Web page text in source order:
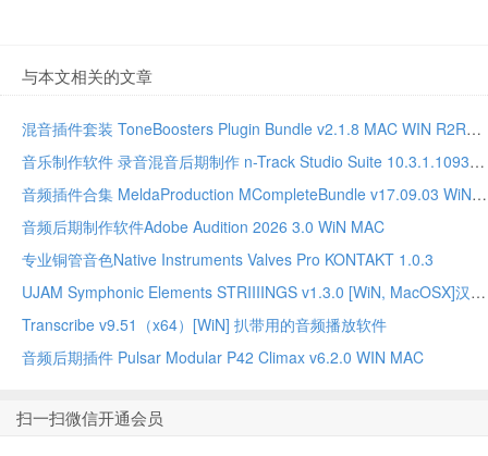
与本文相关的文章
混音插件套装 ToneBoosters Plugin Bundle v2.1.8 MAC WIN R2R版本
音乐制作软件 录音混音后期制作 n-Track Studio Suite 10.3.1.10935 WIN MAC
音频插件合集 MeldaProduction MCompleteBundle v17.09.03 WiN MAC
音频后期制作软件Adobe Audition 2026 3.0 WiN MAC
专业铜管音色Native Instruments Valves Pro KONTAKT 1.0.3
UJAM Symphonic Elements STRIIIINGS v1.3.0 [WiN, MacOSX]汉斯季默 现代弦乐合奏音源
Transcribe v9.51（x64）[WiN] 扒带用的音频播放软件
音频后期插件 Pulsar Modular P42 Climax v6.2.0 WIN MAC
扫一扫微信开通会员